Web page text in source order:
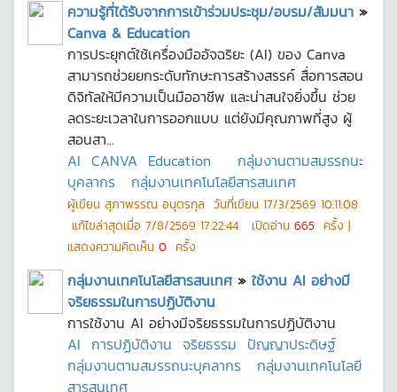
ความรู้ที่ได้รับจากการเข้าร่วมประชุม/อบรม/สัมมนา »
Canva & Education
การประยุกต์ใช้เครื่องมืออัจฉริยะ (AI) ของ Canva
สามารถช่วยยกระดับทักษะการสร้างสรรค์ สื่อการสอน
ดิจิทัลให้มีความเป็นมืออาชีพ และน่าสนใจยิ่งขึ้น ช่วย
ลดระยะเวลาในการออกแบบ แต่ยังมีคุณภาพที่สูง ผู้
สอนสา...
AI CANVA Education
กลุ่มงานตามสมรรถนะ
บุคลากร
กลุ่มงานเทคโนโลยีสารสนเทศ
ผู้เขียน สุภาพรรณ อนุตรกุล วันที่เขียน 17/3/2569 10:11:08
แก้ไขล่าสุดเมื่อ 7/8/2569 17:22:44 เปิดอ่าน 665 ครั้ง |
แสดงความคิดเห็น 0 ครั้ง
กลุ่มงานเทคโนโลยีสารสนเทศ » ใช้งาน AI อย่างมี
จริยธรรมในการปฏิบัติงาน
การใช้งาน AI อย่างมีจริยธรรมในการปฏิบัติงาน
AI การปฏิบัติงาน จริยธรรม ปัญญาประดิษฐ์
กลุ่มงานตามสมรรถนะบุคลากร
กลุ่มงานเทคโนโลยี
สารสนเทศ